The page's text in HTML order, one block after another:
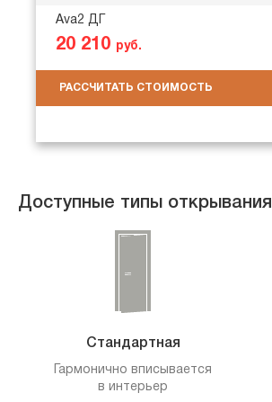
Ava2 ДГ
20 210 руб.
РАССЧИТАТЬ СТОИМОСТЬ
Доступные типы открывания
Стандартная
Гармонично вписывается
в интерьер